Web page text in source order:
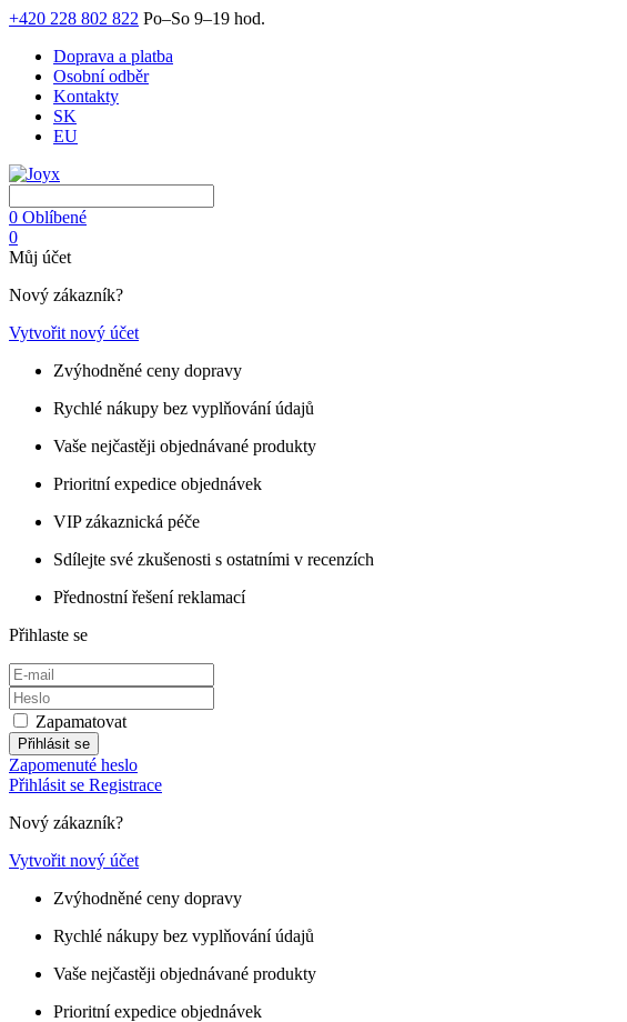
+420 228 802 822 Po–So 9–19 hod.
Doprava a platba
Osobní odběr
Kontakty
SK
EU
0 Oblíbené
0
Můj účet
Nový zákazník?
Vytvořit nový účet
Zvýhodněné ceny dopravy
Rychlé nákupy bez vyplňování údajů
Vaše nejčastěji objednávané produkty
Prioritní expedice objednávek
VIP zákaznická péče
Sdílejte své zkušenosti s ostatními v recenzích
Přednostní řešení reklamací
Přihlaste se
Zapamatovat
Přihlásit se
Zapomenuté heslo
Přihlásit se Registrace
Nový zákazník?
Vytvořit nový účet
Zvýhodněné ceny dopravy
Rychlé nákupy bez vyplňování údajů
Vaše nejčastěji objednávané produkty
Prioritní expedice objednávek